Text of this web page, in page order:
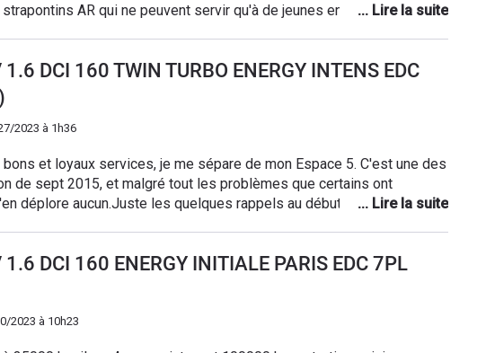
AR qui ne peuvent servir qu'à de jeunes enfants ... Conso
le nouvel espace 6 hybride afin de consommer moins ( environ
DCI 160 TWIN TURBO ENERGY INTENS EDC
2023 à 1h36
et loyaux services, je me sépare de mon Espace 5. C'est une des
de sept 2015, et malgré tout les problèmes que certains ont
déplore aucun.Juste les quelques rappels au début pour une barre
voiture c'est son manque de puissance en dehors des autoroutes,
on aimerait plus de chevaux et de couple notamment en
le fait d'avoir a paramétrer a chaque démarrage le mode de
pénible. Sinon un confort royale quelque soit les routes grâce au
DCI 160 ENERGY INITIALE PARIS EDC 7PL
2023 à 10h23